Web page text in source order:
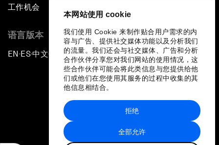
本网站使用 cookie
我们使用 Cookie 来制作贴合用户需求的内
容与广告、提供社交媒体功能以及分析我们
的流量。我们还会与社交媒体、广告和分析
合作伙伴分享您对我们网站的使用情况，这
些合作伙伴可能会将此类信息与您提供给他
们或他们在您使用其服务的过程中收集的其
他信息相结合。
全部允许
拒绝
工作机会
语言版本
EN ▪ES▪中文▪ 日本語
站点地图